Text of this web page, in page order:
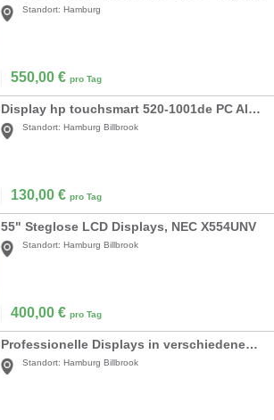
Standort: Hamburg
550,00 € pro Tag
Display hp touchsmart 520-1001de PC All-in-One
Standort: Hamburg Billbrook
130,00 € pro Tag
55" Steglose LCD Displays, NEC X554UNV
Standort: Hamburg Billbrook
400,00 € pro Tag
Professionelle Displays in verschiedenen Größen
Standort: Hamburg Billbrook